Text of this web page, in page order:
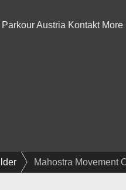
Parkour Austria Kontakt More
Mahostra Movement